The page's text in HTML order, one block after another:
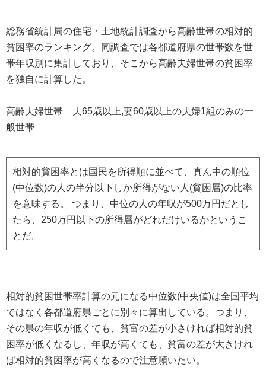
総務省統計局の住宅・土地統計調査から高齢世帯の相対的
貧困率のランキング。同調査では各都道府県の世帯数を世
帯年収別に集計しており、そこから高齢夫婦世帯の貧困率
を独自に計算した。
高齢夫婦世帯 夫65歳以上,妻60歳以上の夫婦1組のみの一
般世帯
相対的貧困率とは国民を所得順に並べて、真ん中の順位
(中位数)の人の半分以下しか所得がない人(貧困層)の比率
を意味する。 つまり、中位の人の年収が500万円だとし
たら、250万円以下の所得層がどれだけいるかというこ
とだ。
相対的貧困世帯率計算の元になる中位数(中央値)は全国平均
ではなく各都道府県ごとに別々に算出している。つまり、
その県の年収が低くても、貧富の差が小さければ相対的貧
困率が低くなるし、年収が高くても、貧富の差が大きけれ
ば相対的貧困率が高くなるので注意願いたい。